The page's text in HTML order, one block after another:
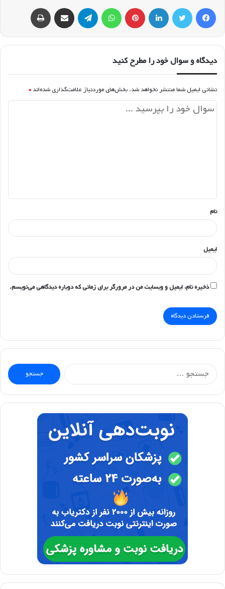
فیسبوک توییتر لینکداین پینتریست تلگرام اشتراک گذاری با ایمیل
دیدگاه و سوال خود را مطرح کنید
نشانی ایمیل شما منتشر نخواهد شد. بخش‌های موردنیاز علامت‌گذاری شده‌اند *
*
نام
ایمیل
ذخیره نام، ایمیل و وبسایت من در مرورگر برای زمانی که دوباره دیدگاهی می‌نویسم.
جستجو
برای: